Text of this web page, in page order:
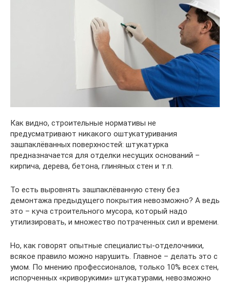
Как видно, строительные нормативы не
предусматривают никакого оштукатуривания
зашпаклёванных поверхностей: штукатурка
предназначается для отделки несущих оснований –
кирпича, дерева, бетона, глиняных стен и т.п.
То есть выровнять зашпаклёванную стену без
демонтажа предыдущего покрытия невозможно? А ведь
это – куча строительного мусора, который надо
утилизировать, и множество потраченных сил и времени.
Но, как говорят опытные специалисты-отделочники,
всякое правило можно нарушить. Главное – делать это с
умом. По мнению профессионалов, только 10% всех стен,
испорченных «криворукими» штукатурами, невозможно